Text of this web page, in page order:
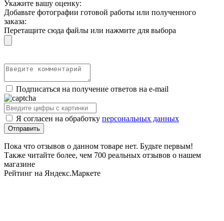
Укажите вашу оценку:
Добавьте фотографии готовой работы или полученного
заказа:
Перетащите сюда файлы или нажмите для выбора
Подписаться на получение ответов на e-mail
Я согласен на обработку персональных данных
Пока что отзывов о данном товаре нет. Будьте первым!
Также читайте более, чем 700 реальных отзывов о нашем
магазине
Рейтинг на Яндекс.Маркете